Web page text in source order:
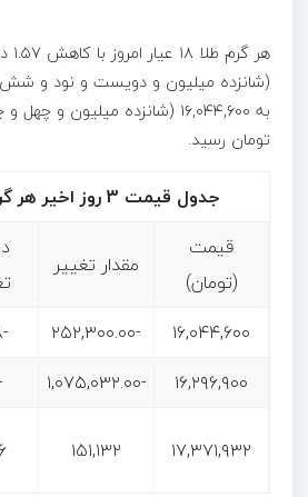
(شانزده میلیون و دویست و نود و شش
به ۱۶,۰۴۴,۶۰۰ (شانزده میلیون
تومان رسید.
جدول قیمت 3 روز اخیر هر گرم طلا ۱۸ عیار
قیمت
(تومان)
مقدار تغییر
۱۶,۰۴۴,۶۰۰ -۲۵۲,۳۰۰.۰۰ -۱.۵۸
۱۶,۲۹۶,۹۰۰
-۱,۰۷۵,۰۳۲.۰۰ -
۱۷,۳۷۱,۹۳۲ ۱۵۱,۱۳۲